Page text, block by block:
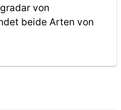
von
beide Arten von